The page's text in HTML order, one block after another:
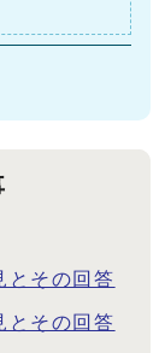
とその回答
とその回答